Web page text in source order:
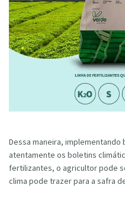
Dessa maneira,
atentamente os boletins
fertilizantes, o agricultor pode
clima pode trazer para a safra